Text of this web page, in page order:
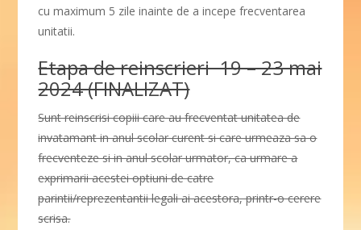
cu maximum 5 zile inainte de a incepe frecventarea
unitatii.
Etapa de reinscrieri 19 – 23 mai
2024 (FINALIZAT)
Sunt reinscrisi copiii care au frecventat unitatea de
invatamant in anul scolar curent si care urmeaza sa o
frecventeze si in anul scolar urmator, ca urmare a
exprimarii acestei optiuni de catre
parintii/reprezentantii legali ai acestora, printr-o cerere
scrisa.